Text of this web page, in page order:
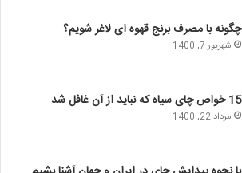
چگونه با مصرف برنج قهوه ای لاغر شویم؟
شهریور 7, 1400
15 خواص چای سیاه که نباید از آن غافل شد
مرداد 22, 1400